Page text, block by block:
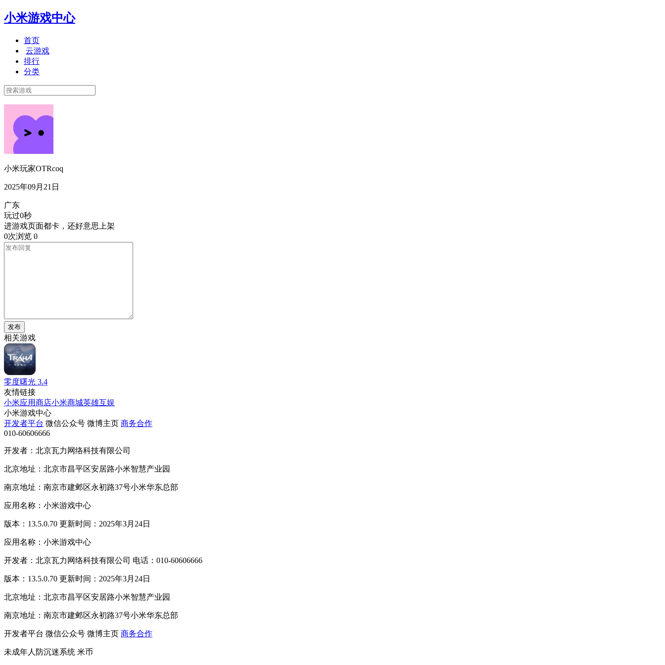
小米游戏中心
首页
云游戏
排行
分类
小米玩家OTRcoq
2025年09月21日
广东
玩过0秒
进游戏页面都卡，还好意思上架
0次浏览 0
发布
相关游戏
零度曙光 3.4
友情链接
小米应用商店小米商城英雄互娱
小米游戏中心
开发者平台 微信公众号 微博主页 商务合作
010-60606666
开发者：北京瓦力网络科技有限公司
北京地址：北京市昌平区安居路小米智慧产业园
南京地址：南京市建邺区永初路37号小米华东总部
应用名称：小米游戏中心
版本：13.5.0.70 更新时间：2025年3月24日
应用名称：小米游戏中心
开发者：北京瓦力网络科技有限公司 电话：010-60606666
版本：13.5.0.70 更新时间：2025年3月24日
北京地址：北京市昌平区安居路小米智慧产业园
南京地址：南京市建邺区永初路37号小米华东总部
开发者平台 微信公众号 微博主页 商务合作
未成年人防沉迷系统 米币